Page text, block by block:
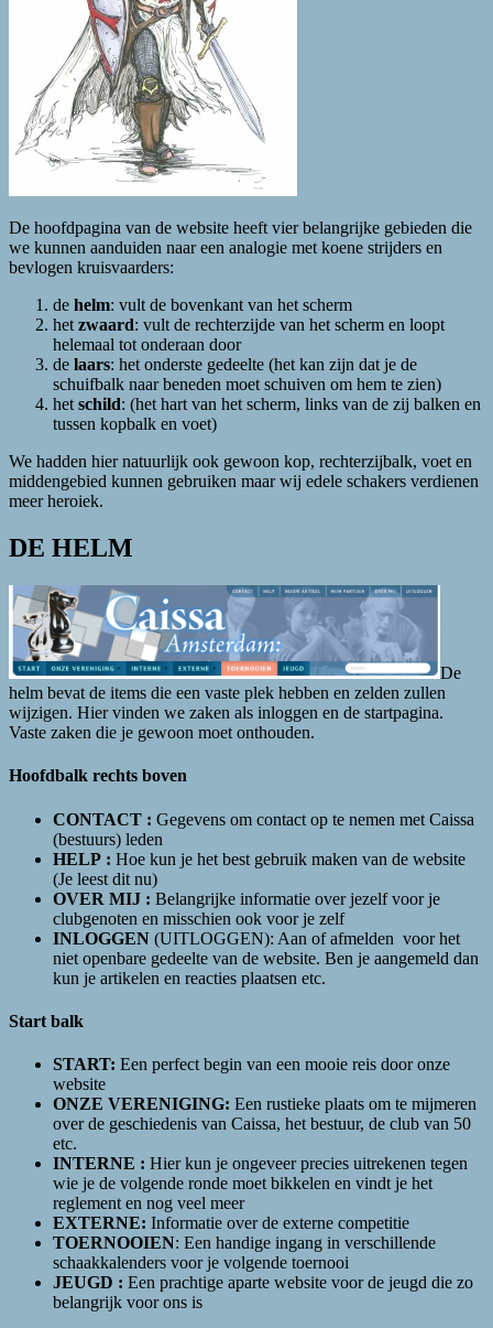
De hoofdpagina van de website heeft vier belangrijke gebieden die
we kunnen aanduiden naar een analogie met koene strijders en
bevlogen kruisvaarders:
de helm: vult de bovenkant van het scherm
het zwaard: vult de rechterzijde van het scherm en loopt
helemaal tot onderaan door
de laars: het onderste gedeelte (het kan zijn dat je de
schuifbalk naar beneden moet schuiven om hem te zien)
het schild: (het hart van het scherm, links van de zij balken en
tussen kopbalk en voet)
We hadden hier natuurlijk ook gewoon kop, rechterzijbalk, voet en
middengebied kunnen gebruiken maar wij edele schakers verdienen
meer heroiek.
DE HELM
De
helm bevat de items die een vaste plek hebben en zelden zullen
wijzigen. Hier vinden we zaken als inloggen en de startpagina.
Vaste zaken die je gewoon moet onthouden.
Hoofdbalk rechts boven
CONTACT : Gegevens om contact op te nemen met Caissa
(bestuurs) leden
HELP : Hoe kun je het best gebruik maken van de website
(Je leest dit nu)
OVER MIJ : Belangrijke informatie over jezelf voor je
clubgenoten en misschien ook voor je zelf
INLOGGEN (UITLOGGEN): Aan of afmelden voor het
niet openbare gedeelte van de website. Ben je aangemeld dan
kun je artikelen en reacties plaatsen etc.
Start balk
START: Een perfect begin van een mooie reis door onze
website
ONZE VERENIGING: Een rustieke plaats om te mijmeren
over de geschiedenis van Caissa, het bestuur, de club van 50
etc.
INTERNE : Hier kun je ongeveer precies uitrekenen tegen
wie je de volgende ronde moet bikkelen en vindt je het
reglement en nog veel meer
EXTERNE: Informatie over de externe competitie
TOERNOOIEN: Een handige ingang in verschillende
schaakkalenders voor je volgende toernooi
JEUGD : Een prachtige aparte website voor de jeugd die zo
belangrijk voor ons is